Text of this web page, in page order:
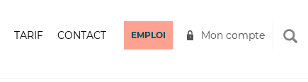
TARIF CONTACT EMPLOI Mon compte